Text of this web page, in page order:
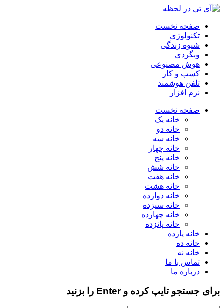
صفحه نخست
تکنولوژی
شیوه زندگی
وبگردی
هوش مصنوعی
کسب و کار
تلفن هوشمند
نرم افزار
صفحه نخست
خانه یک
خانه دو
خانه سه
خانه چهار
خانه پنج
خانه شش
خانه هفت
خانه هشت
خانه دوازده
خانه سیزده
خانه چهارده
خانه پانزده
خانه یازده
خانه ده
خانه نه
تماس با ما
درباره ما
برای جستجو تایپ کرده و Enter را بزنید